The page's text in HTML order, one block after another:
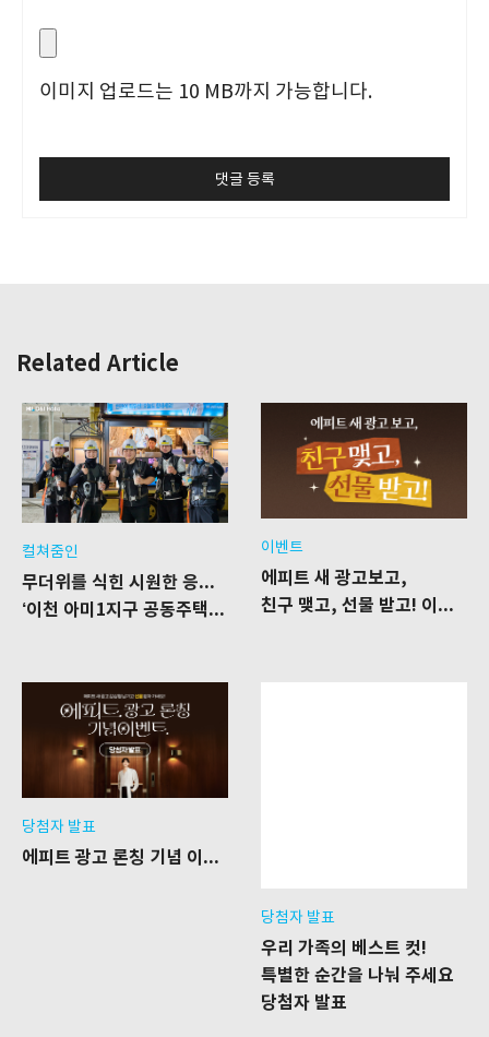
이미지 업로드는 10 MB까지 가능합니다.
Related Article
컬쳐줌인
무더위를 식힌 시원한 응원 한 잔
‘이천 아미1지구 공동주택’ 신축공사 현장을 찾은 푸드트럭
이벤트
에피트 새 광고보고,
친구 맺고, 선물 받고! 이벤트
당첨자 발표
에피트 광고 론칭 기념 이벤트 당첨자 발표
당첨자 발표